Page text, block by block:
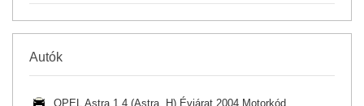
Autók
OPEL Astra 1.4 (Astra, H) Évjárat 2004 Motorkód